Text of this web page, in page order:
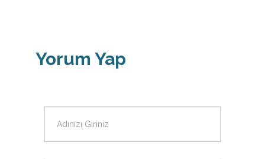
Yorum Yap